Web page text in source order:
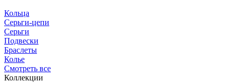
Кольца
Серьги-цепи
Серьги
Подвески
Браслеты
Колье
Смотреть все
Коллекции